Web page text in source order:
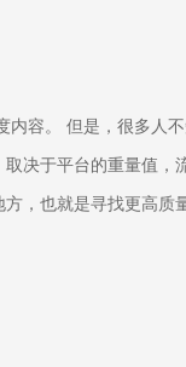
内容。 但是，很多人
决于平台的重量值，
，也就是寻找更高质